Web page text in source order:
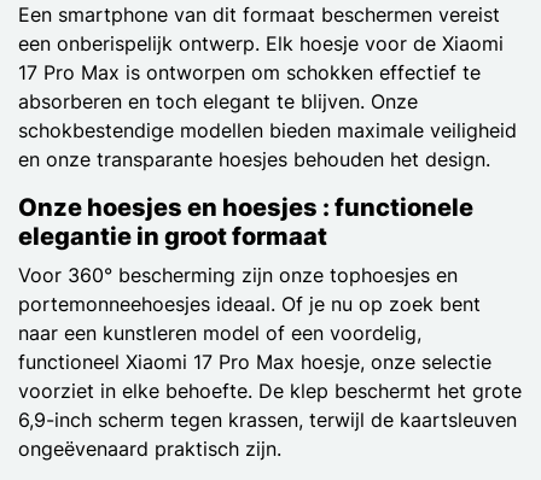
Een smartphone van dit formaat beschermen vereist
een onberispelijk ontwerp. Elk hoesje voor de Xiaomi
17 Pro Max is ontworpen om schokken effectief te
absorberen en toch elegant te blijven. Onze
schokbestendige modellen bieden maximale veiligheid
en onze transparante hoesjes behouden het design.
Onze hoesjes en hoesjes : functionele
elegantie in groot formaat
Voor 360° bescherming zijn onze tophoesjes en
portemonneehoesjes ideaal. Of je nu op zoek bent
naar een kunstleren model of een voordelig,
functioneel Xiaomi 17 Pro Max hoesje, onze selectie
voorziet in elke behoefte. De klep beschermt het grote
6,9-inch scherm tegen krassen, terwijl de kaartsleuven
ongeëvenaard praktisch zijn.